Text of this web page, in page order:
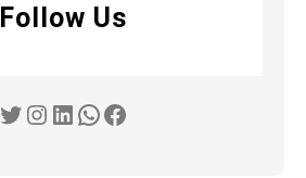
Follow Us
Twitter Instagram LinkedIn WhatsApp Facebook